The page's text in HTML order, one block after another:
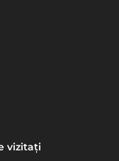
vizitați